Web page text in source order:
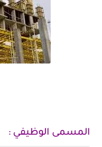
المسمى الوظيفي :